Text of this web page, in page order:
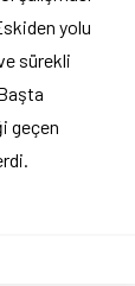
yolu
sürekli
geçen